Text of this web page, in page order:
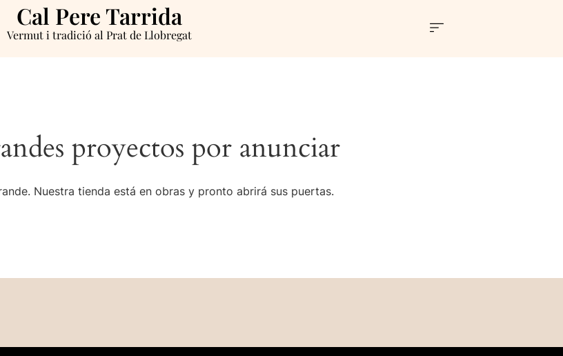
Cal Pere Tarrida
Vermut i tradició al Prat de Llobregat
proyectos por anunciar
Nuestra tienda está en obras y pronto abrirá sus puertas.